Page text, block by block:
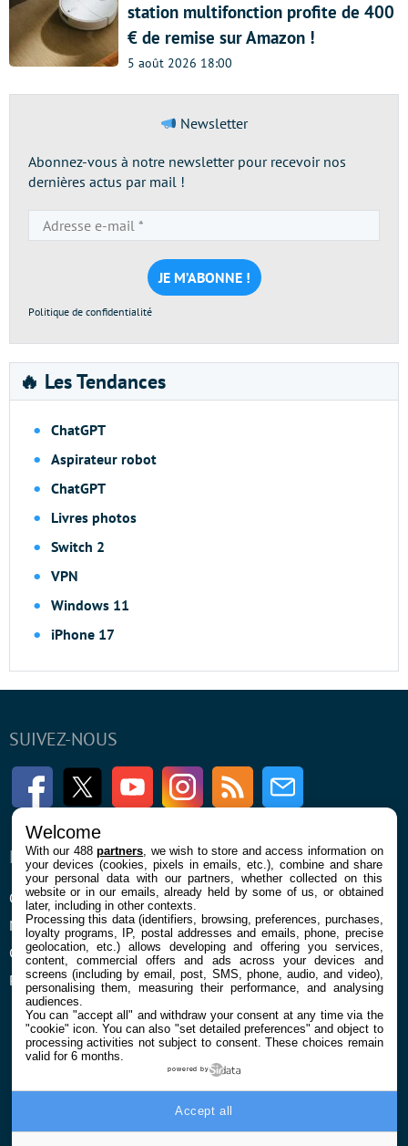
station multifonction profite de 400
€ de remise sur Amazon !
5 août 2026 18:00
Newsletter
Abonnez-vous à notre newsletter pour recevoir nos
dernières actus par mail !
e-
mail
*
Politique de confidentialité
🔥 Les Tendances
ChatGPT
Aspirateur robot
ChatGPT
Livres photos
Switch 2
VPN
Windows 11
iPhone 17
SUIVEZ-NOUS
FacebookTwitter Youtube InstagramRSS Newsletter
ENTREPRISE
Qui sommes nous
Mentions légales et CGU
Confidentialité et Cookies
Préférences cookies
À PROPOS
La rédaction
Contact
Welcome
With our 488partners , we wish to store and access information on
your devices (cookies, pixels in emails, etc.), combine and share
your personal data with our partners, whether collected on this
website or in our emails, already held by some of us, or obtained
later, including in other contexts.
Processing this data (identifiers, browsing, preferences, purchases,
loyalty programs, IP, postal addresses and emails, phone, precise
geolocation, etc.) allows developing and offering you services,
content, commercial offers and ads across your devices and
screens (including by email, post, SMS, phone, audio, and video),
personalising them, measuring their performance, and analysing
audiences.
You can "accept all" and withdraw your consent at any time via the
"cookie" icon. You can also "set detailed preferences" and object to
processing activities not subject to consent. These choices remain
valid for 6 months.
powered by
Accept all